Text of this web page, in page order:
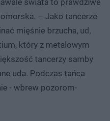
– Jako tancerze
mięśnie brzucha, ud,
który z metalowym
tancerzy samby
uda. Podczas tańca
- wbrew pozorom-